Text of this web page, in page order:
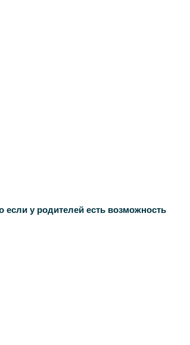
у родителей есть возможность